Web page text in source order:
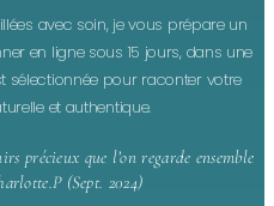
avec soin, je vous prépare un
en ligne sous 15 jours, dans une
sélectionnée pour raconter votre
et authentique.
précieux que l’on regarde ensemble
(Sept. 2024)